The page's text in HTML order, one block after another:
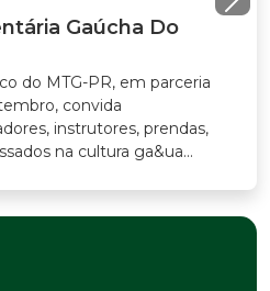
Do
PR, em parceria
prendas,
cultura ga&ua...